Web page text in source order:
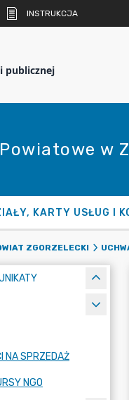
INSTRUKCJA
publicznej
w
KARTY USŁUG I
ZGORZELECKI
NA SPRZEDAŻ
NGO